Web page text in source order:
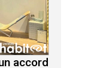
accord